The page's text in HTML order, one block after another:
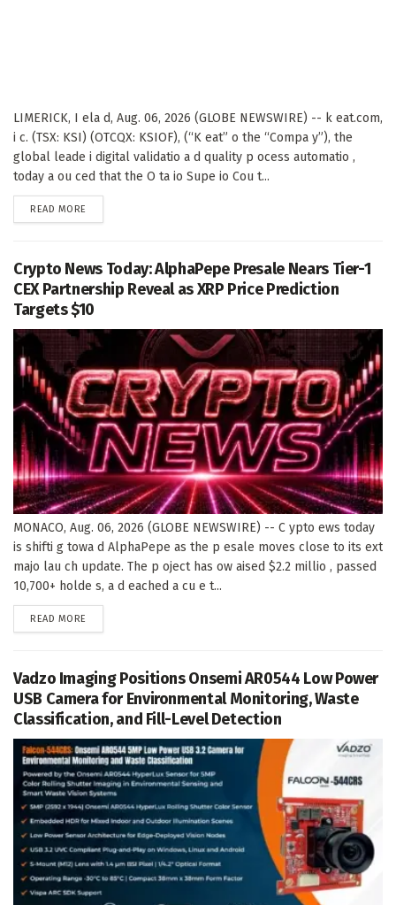
LIMERICK, I ela d, Aug. 06, 2026 (GLOBE NEWSWIRE) -- k eat.com,
i c. (TSX: KSI) (OTCQX: KSIOF), (“K eat” o the “Compa y”), the
global leade i digital validatio a d quality p ocess automatio ,
today a ou ced that the O ta io Supe io Cou t...
READ MORE
Crypto News Today: AlphaPepe Presale Nears Tier-1
CEX Partnership Reveal as XRP Price Prediction
Targets $10
MONACO, Aug. 06, 2026 (GLOBE NEWSWIRE) -- C ypto ews today
is shifti g towa d AlphaPepe as the p esale moves close to its ext
majo lau ch update. The p oject has ow aised $2.2 millio , passed
10,700+ holde s, a d eached a cu e t...
READ MORE
Vadzo Imaging Positions Onsemi AR0544 Low Power
USB Camera for Environmental Monitoring, Waste
Classification, and Fill-Level Detection